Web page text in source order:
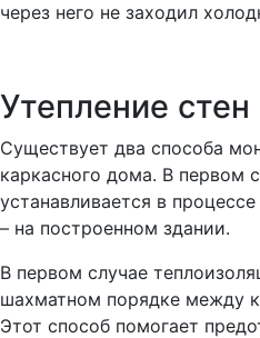
через него не заходил
Утепление
Существует два способа
каркасного дома. В первом
устанавливается в
– на построенном здании.
В первом случае
шахматном порядке между
Этот способ помогает